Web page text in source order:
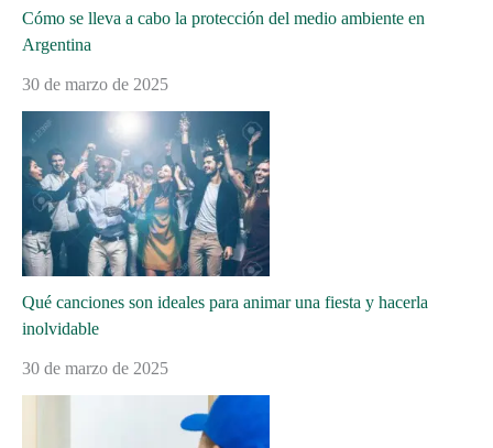
Cómo se lleva a cabo la protección del medio ambiente en
Argentina
30 de marzo de 2025
Qué canciones son ideales para animar una fiesta y hacerla
inolvidable
30 de marzo de 2025